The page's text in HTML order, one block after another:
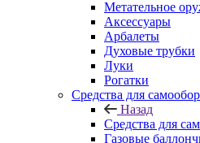
Метательное
Аксессуары
Арбалеты
Духовые трубки
Луки
Рогатки
Средства для
Назад
Средства для
Газовые